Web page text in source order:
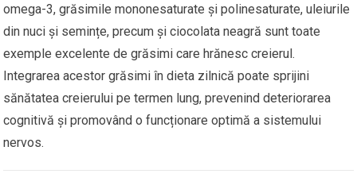
omega-3, grăsimile mononesaturate și polinesaturate, uleiurile
din nuci și semințe, precum și ciocolata neagră sunt toate
exemple excelente de grăsimi care hrănesc creierul.
Integrarea acestor grăsimi în dieta zilnică poate sprijini
sănătatea creierului pe termen lung, prevenind deteriorarea
cognitivă și promovând o funcționare optimă a sistemului
nervos.